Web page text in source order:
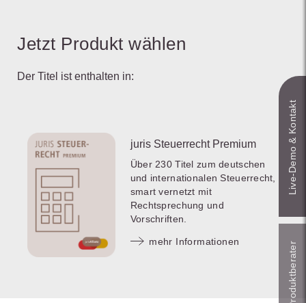
Jetzt Produkt wählen
Der Titel ist enthalten in:
juris Steuerrecht Premium
Über 230 Titel zum deutschen
und internationalen Steuerrecht,
smart vernetzt mit
Rechtsprechung und
Vorschriften.
mehr Informationen
Live‑Demo & Kontakt